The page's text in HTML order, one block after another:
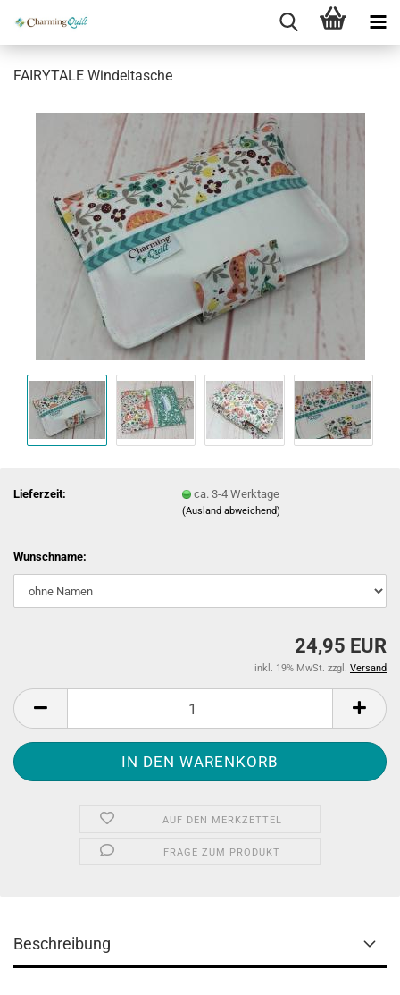
FAIRYTALE Windeltasche
Lieferzeit: ca. 3-4 Werktage
(Ausland abweichend)
Wunschname:
24,95 EUR
inkl. 19% MwSt. zzgl. Versand
AUF DEN MERKZETTEL
FRAGE ZUM PRODUKT
Beschreibung